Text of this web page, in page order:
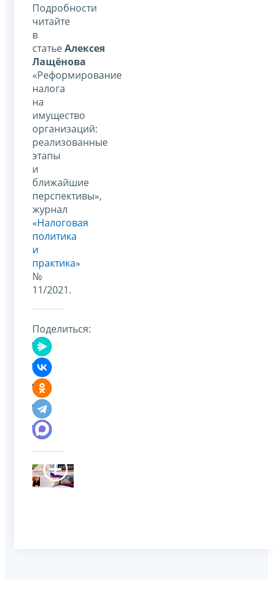
Подробности
читайте
в
статьеАлексея
Лащёнова
«Реформирование
налога
на
имущество
организаций:
реализованные
этапы
и
ближайшие
перспективы»,
журнал
«Налоговая
политика
и
практика»
№
11/2021.
Поделиться: